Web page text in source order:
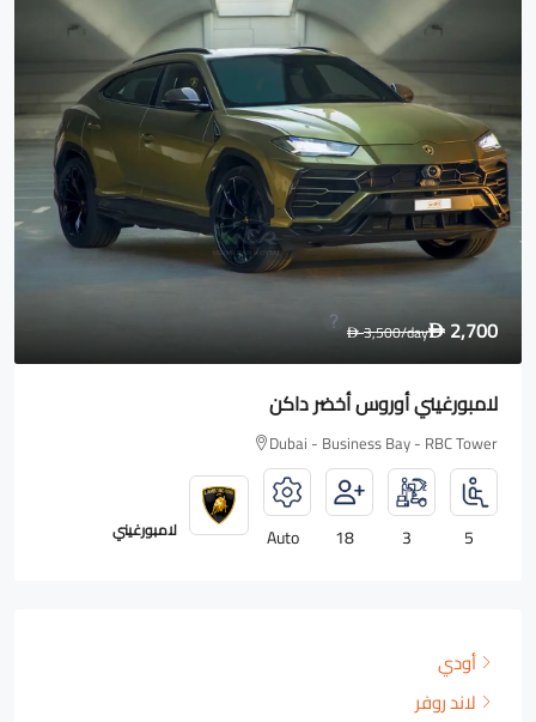
D 2,700
D3,500/day
لامبورغيني أوروس أخضر داكن
Dubai - Business Bay - RBC Tower
5
3
18
Auto لامبورغيني
أودي
لاند روفر